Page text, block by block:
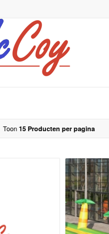
Toon 15 Producten per pagina